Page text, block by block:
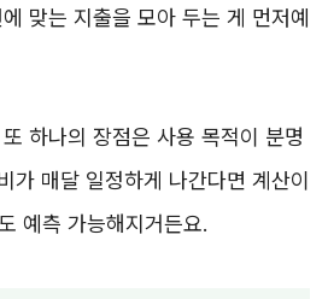
맞는 지출을 모아 두는 게 먼저예
하나의 장점은 사용 목적이 분명
가 매달 일정하게 나간다면 계산이
예측 가능해지거든요.